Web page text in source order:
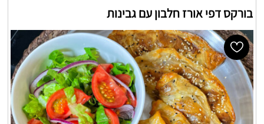
בורקס דפי אורז חלבון עם גבינות